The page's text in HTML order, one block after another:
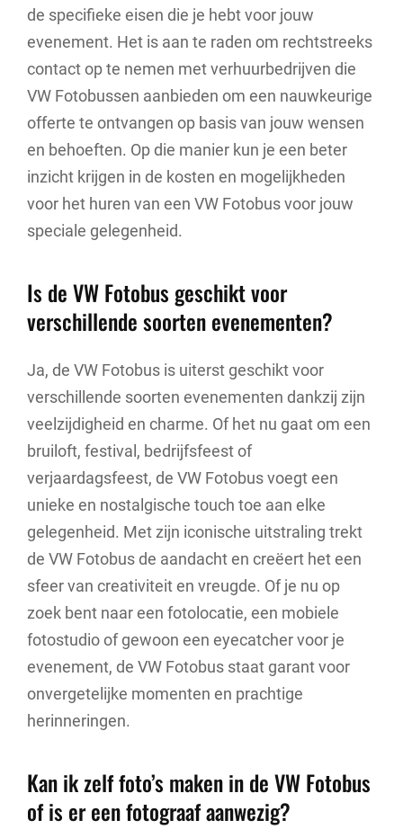
de specifieke eisen die je hebt voor jouw
evenement. Het is aan te raden om rechtstreeks
contact op te nemen met verhuurbedrijven die
VW Fotobussen aanbieden om een nauwkeurige
offerte te ontvangen op basis van jouw wensen
en behoeften. Op die manier kun je een beter
inzicht krijgen in de kosten en mogelijkheden
voor het huren van een VW Fotobus voor jouw
speciale gelegenheid.
Is de VW Fotobus geschikt voor
verschillende soorten evenementen?
Ja, de VW Fotobus is uiterst geschikt voor
verschillende soorten evenementen dankzij zijn
veelzijdigheid en charme. Of het nu gaat om een
bruiloft, festival, bedrijfsfeest of
verjaardagsfeest, de VW Fotobus voegt een
unieke en nostalgische touch toe aan elke
gelegenheid. Met zijn iconische uitstraling trekt
de VW Fotobus de aandacht en creëert het een
sfeer van creativiteit en vreugde. Of je nu op
zoek bent naar een fotolocatie, een mobiele
fotostudio of gewoon een eyecatcher voor je
evenement, de VW Fotobus staat garant voor
onvergetelijke momenten en prachtige
herinneringen.
Kan ik zelf foto’s maken in de VW Fotobus
of is er een fotograaf aanwezig?